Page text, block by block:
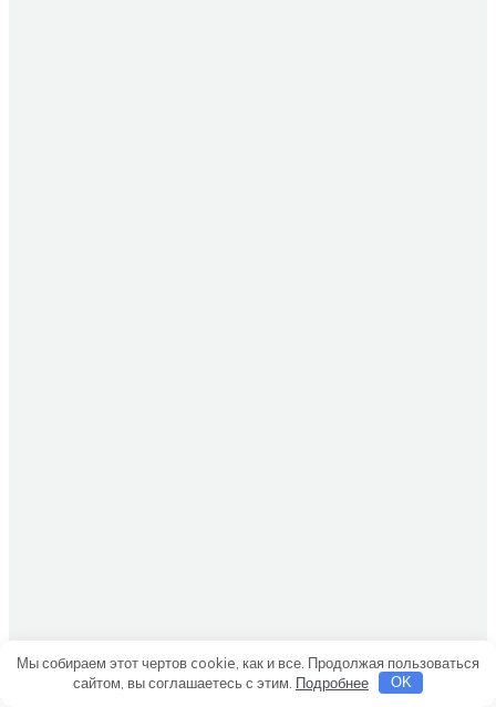
Мы собираем этот чертов cookie, как и все. Продолжая пользоваться
сайтом, вы соглашаетесь с этим. Подробнее OK